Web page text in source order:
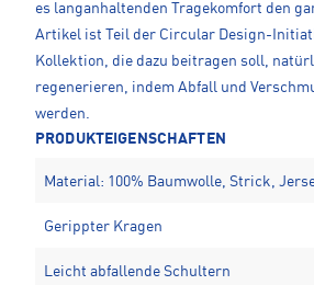
es langanhaltenden Tragekomfort den
Artikel ist Teil der Circular Design-
Kollektion, die dazu beitragen soll,
regenerieren, indem Abfall und
werden.
PRODUKTEIGENSCHAFTEN
Material: 100% Baumwolle, Strick,
Gerippter Kragen
Leicht abfallende Schultern